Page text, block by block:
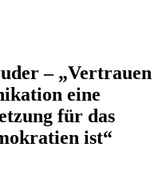
– „Vertrauen
eine
für das
ist“